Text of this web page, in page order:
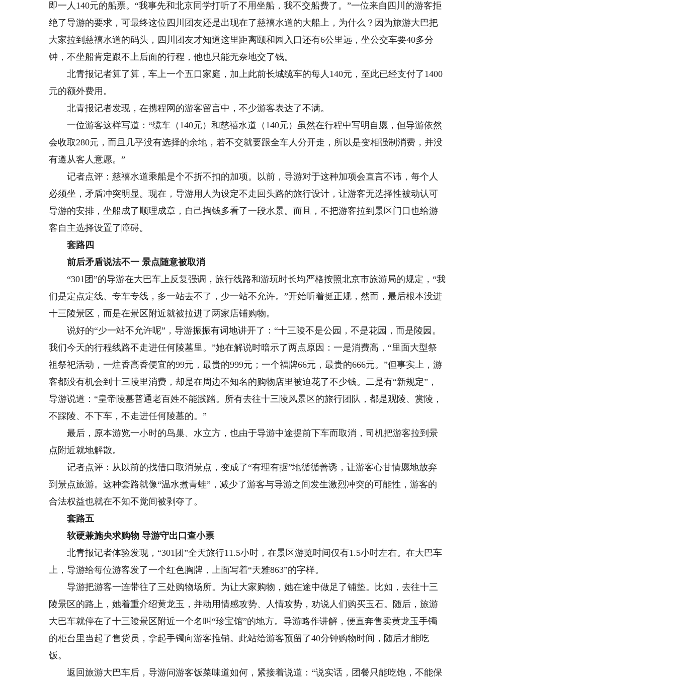
即一人140元的船票。“我事先和北京同学打听了不用坐船，我不交船费了。”一位来自四川的游客拒
绝了导游的要求，可最终这位四川团友还是出现在了慈禧水道的大船上，为什么？因为旅游大巴把
大家拉到慈禧水道的码头，四川团友才知道这里距离颐和园入口还有6公里远，坐公交车要40多分
钟，不坐船肯定跟不上后面的行程，他也只能无奈地交了钱。
北青报记者算了算，车上一个五口家庭，加上此前长城缆车的每人140元，至此已经支付了1400
元的额外费用。
北青报记者发现，在携程网的游客留言中，不少游客表达了不满。
一位游客这样写道：“缆车（140元）和慈禧水道（140元）虽然在行程中写明自愿，但导游依然
会收取280元，而且几乎没有选择的余地，若不交就要跟全车人分开走，所以是变相强制消费，并没
有遵从客人意愿。”
记者点评：慈禧水道乘船是个不折不扣的加项。以前，导游对于这种加项会直言不讳，每个人
必须坐，矛盾冲突明显。现在，导游用人为设定不走回头路的旅行设计，让游客无选择性被动认可
导游的安排，坐船成了顺理成章，自己掏钱多看了一段水景。而且，不把游客拉到景区门口也给游
客自主选择设置了障碍。
套路四
前后矛盾说法不一 景点随意被取消
“301团”的导游在大巴车上反复强调，旅行线路和游玩时长均严格按照北京市旅游局的规定，“我
们是定点定线、专车专线，多一站去不了，少一站不允许。”开始听着挺正规，然而，最后根本没进
十三陵景区，而是在景区附近就被拉进了两家店铺购物。
说好的“少一站不允许呢”，导游振振有词地讲开了：“十三陵不是公园，不是花园，而是陵园。
我们今天的行程线路不走进任何陵墓里。”她在解说时暗示了两点原因：一是消费高，“里面大型祭
祖祭祀活动，一炷香高香便宜的99元，最贵的999元；一个福牌66元，最贵的666元。”但事实上，游
客都没有机会到十三陵里消费，却是在周边不知名的购物店里被迫花了不少钱。二是有“新规定”，
导游说道：“皇帝陵墓普通老百姓不能践踏。所有去往十三陵风景区的旅行团队，都是观陵、赏陵，
不踩陵、不下车，不走进任何陵墓的。”
最后，原本游览一小时的鸟巢、水立方，也由于导游中途提前下车而取消，司机把游客拉到景
点附近就地解散。
记者点评：从以前的找借口取消景点，变成了“有理有据”地循循善诱，让游客心甘情愿地放弃
到景点旅游。这种套路就像“温水煮青蛙”，减少了游客与导游之间发生激烈冲突的可能性，游客的
合法权益也就在不知不觉间被剥夺了。
套路五
软硬兼施央求购物 导游守出口查小票
北青报记者体验发现，“301团”全天旅行11.5小时，在景区游览时间仅有1.5小时左右。在大巴车
上，导游给每位游客发了一个红色胸牌，上面写着“天雅863”的字样。
导游把游客一连带往了三处购物场所。为让大家购物，她在途中做足了铺垫。比如，去往十三
陵景区的路上，她着重介绍黄龙玉，并动用情感攻势、人情攻势，劝说人们购买玉石。随后，旅游
大巴车就停在了十三陵景区附近一个名叫“珍宝馆”的地方。导游略作讲解，便直奔售卖黄龙玉手镯
的柜台里当起了售货员，拿起手镯向游客推销。此站给游客预留了40分钟购物时间，随后才能吃
饭。
返回旅游大巴车后，导游问游客饭菜味道如何，紧接着说道：“说实话，团餐只能吃饱，不能保